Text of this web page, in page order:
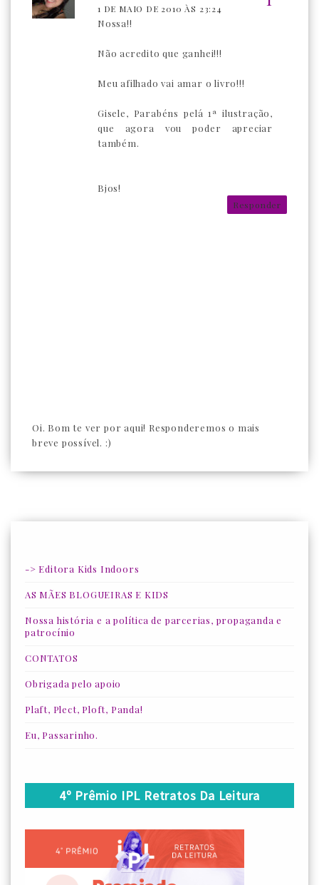
1 DE MAIO DE 2010 ÀS 23:24
Nossa!!
Não acredito que ganhei!!!
Meu afilhado vai amar o livro!!!
Gisele, Parabéns pelá 1ª ilustração,
que agora vou poder apreciar
também.
Bjos!
Responder
Oi. Bom te ver por aqui! Responderemos o mais
breve possível. :)
-> Editora Kids Indoors
AS MÃES BLOGUEIRAS E KIDS
Nossa história e a política de parcerias, propaganda e
patrocínio
CONTATOS
Obrigada pelo apoio
Plaft, Plect, Ploft, Panda!
Eu, Passarinho.
4º Prêmio IPL Retratos Da Leitura